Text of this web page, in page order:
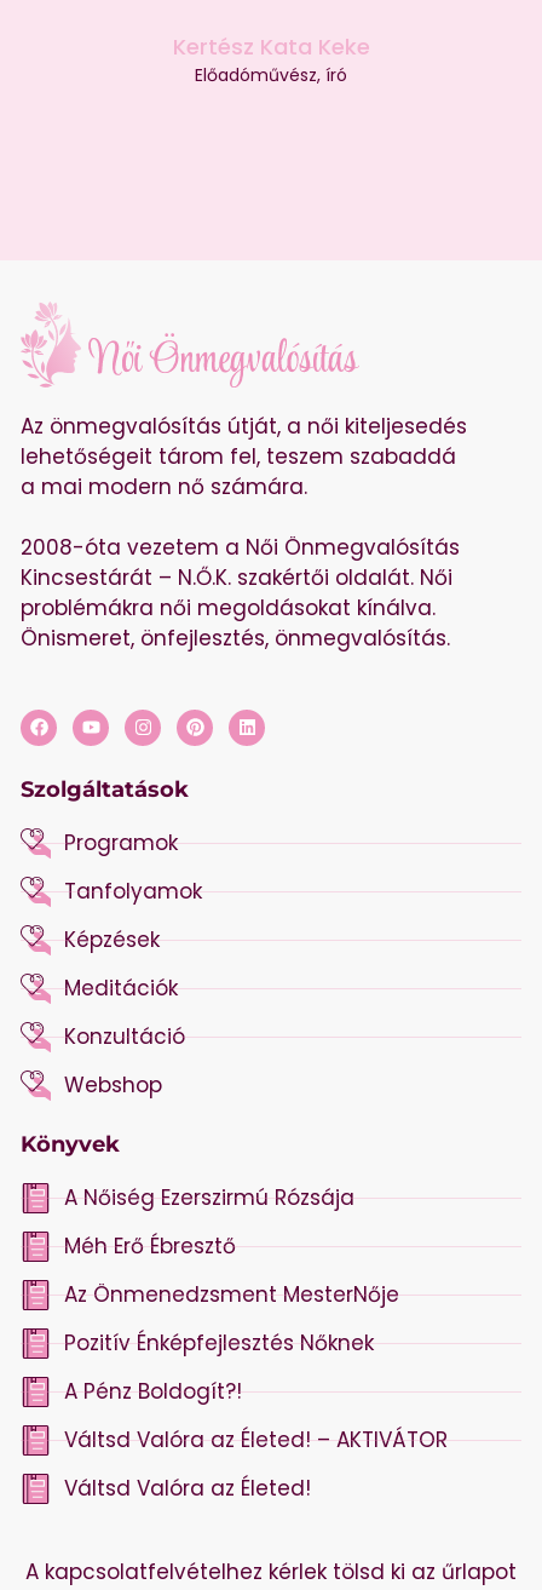
Kertész Kata Keke
Előadóművész, író
Az önmegvalósítás útját, a női kiteljesedés
lehetőségeit tárom fel, teszem szabaddá
a mai modern nő számára.
2008-óta vezetem a Női Önmegvalósítás
Kincsestárát – N.Ő.K. szakértői oldalát. Női
problémákra női megoldásokat kínálva.
Önismeret, önfejlesztés, önmegvalósítás.
Szolgáltatások
Programok
Tanfolyamok
Képzések
Meditációk
Konzultáció
Webshop
Könyvek
A Nőiség Ezerszirmú Rózsája
Méh Erő Ébresztő
Az Önmenedzsment MesterNője
Pozitív Énképfejlesztés Nőknek
A Pénz Boldogít?!
Váltsd Valóra az Életed! – AKTIVÁTOR
Váltsd Valóra az Életed!
A kapcsolatfelvételhez kérlek tölsd ki az űrlapot